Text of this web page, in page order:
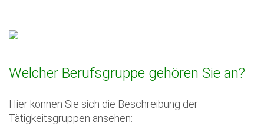
Welcher Berufsgruppe gehören Sie an?
Hier können Sie sich die Beschreibung der
Tätigkeitsgruppen ansehen: